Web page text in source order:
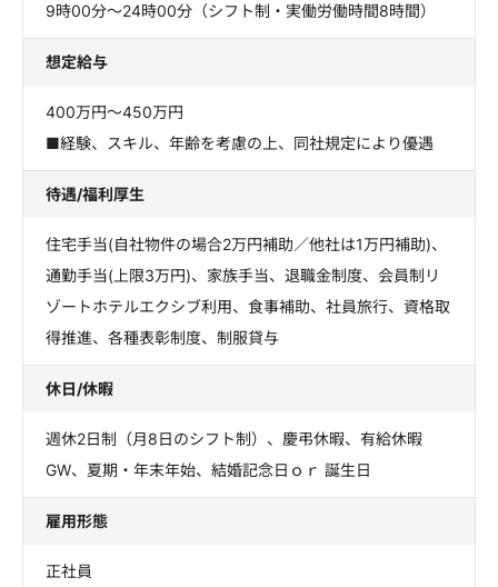
9時00分～24時00分（シフト制・実働労働時間8時間）
想定給与
400万円～450万円
■経験、スキル、年齢を考慮の上、同社規定により優遇
待遇/福利厚生
住宅手当(自社物件の場合2万円補助／他社は1万円補助)、
通勤手当(上限3万円)、家族手当、退職金制度、会員制リ
ゾートホテルエクシブ利用、食事補助、社員旅行、資格取
得推進、各種表彰制度、制服貸与
休日/休暇
週休2日制（月8日のシフト制）、慶弔休暇、有給休暇
GW、夏期・年末年始、結婚記念日ｏｒ 誕生日
雇用形態
正社員